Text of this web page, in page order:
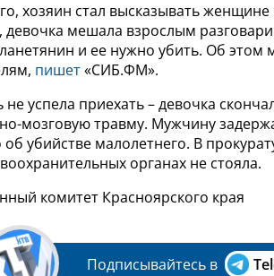
хозяин стал высказывать
мешала взрослым
и ее нужно убить. Об этом
пишет«СИБ.ФМ».
успела приехать – девочка
мозговую травму. Мужчину
об убийстве малолетнего. В
органах не стояла.
комитет Красноярского края
Подписывайтесь в